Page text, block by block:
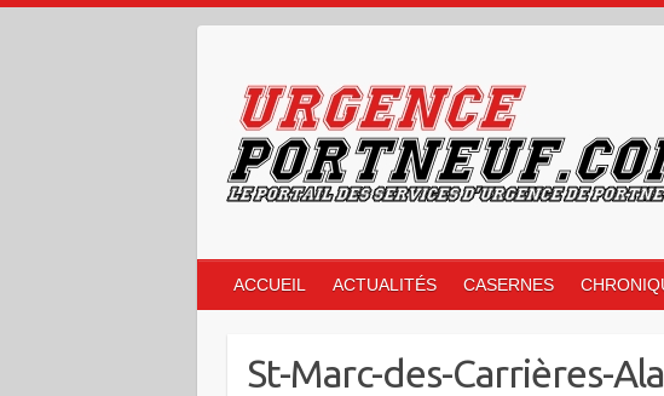
ACCUEIL ACTUALITÉS CASERNES
St-Marc-des-Carrières-